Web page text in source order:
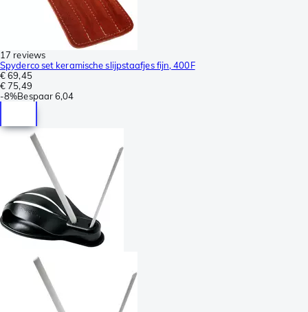
17 reviews
Spyderco set keramische slijpstaafjes fijn, 400F
€ 69,45
€ 75,49
-8%Bespaar6,04